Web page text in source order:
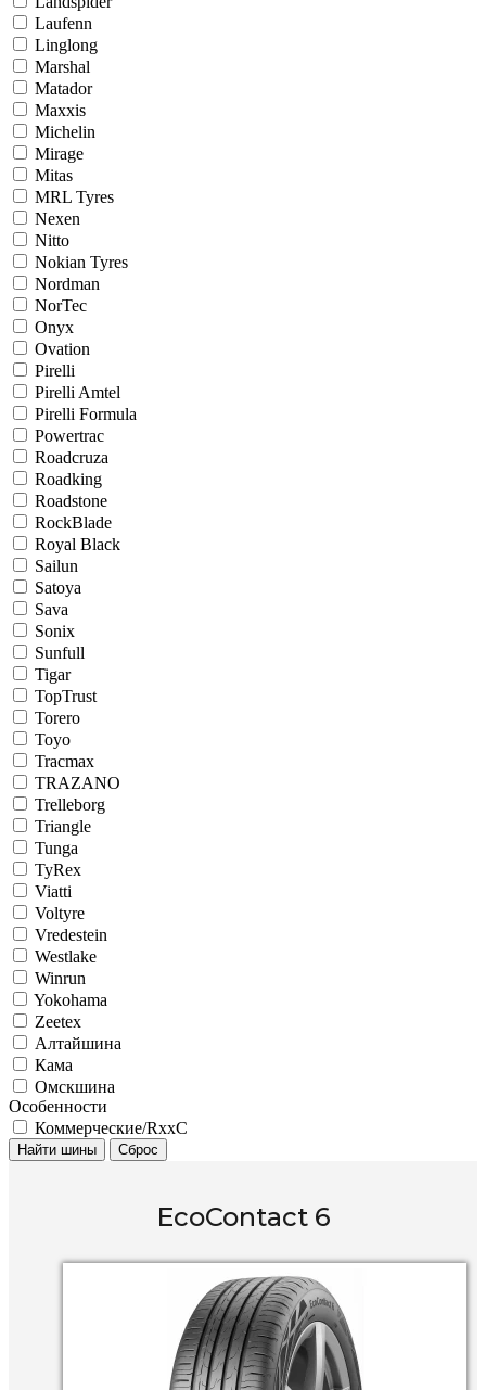
Laufenn
Linglong
Marshal
Matador
Maxxis
Michelin
Mirage
Mitas
MRL Tyres
Nexen
Nitto
Nokian Tyres
Nordman
NorTec
Onyx
Ovation
Pirelli
Pirelli Amtel
Pirelli Formula
Powertrac
Roadcruza
Roadking
Roadstone
RockBlade
Royal Black
Sailun
Satoya
Sava
Sonix
Sunfull
Tigar
TopTrust
Torero
Toyo
Tracmax
TRAZANO
Trelleborg
Triangle
Tunga
TyRex
Viatti
Voltyre
Vredestein
Westlake
Winrun
Yokohama
Zeetex
Алтайшина
Кама
Омскшина
Особенности
Коммерческие/RxxC
Найти шины Сброс
EcoContact 6